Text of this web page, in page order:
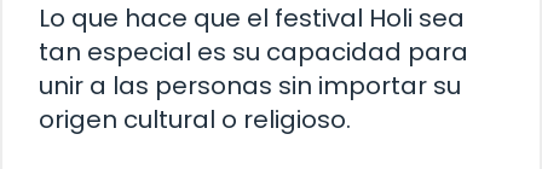
Lo que hace que el festival Holi sea
tan especial es su capacidad para
unir a las personas sin importar su
origen cultural o religioso.